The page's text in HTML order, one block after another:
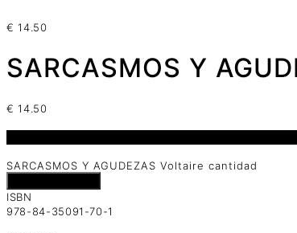
€ 14.50
SARCASMOS Y
€ 14.50
SARCASMOS Y AGUDEZAS Voltaire cantidad
ISBN
978-84-35091-70-1